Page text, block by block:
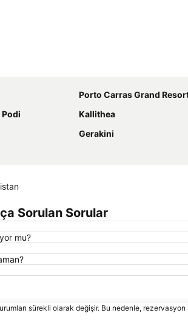
Porto Carras Grand Resort
Kallithea
Gerakini
Sorulan Sorular
mu?
sürekli olarak değişir. Bu nedenle,